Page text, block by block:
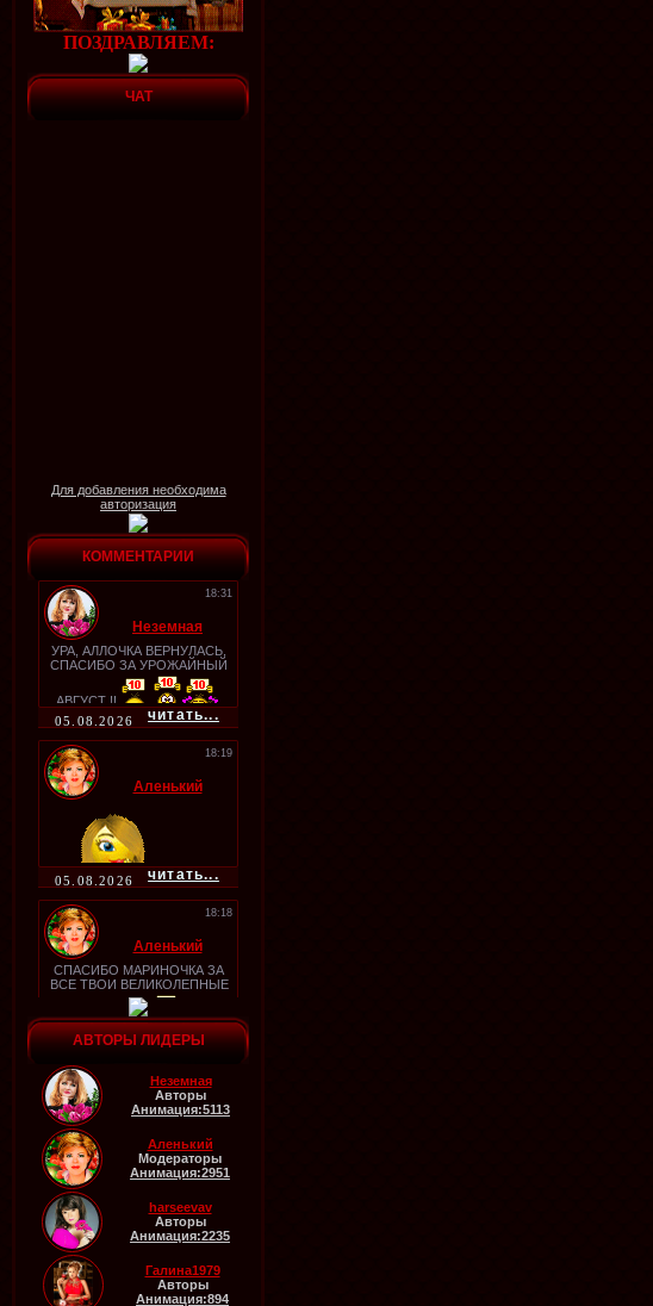
ПОЗДРАВЛЯЕМ:
ЧАТ
Для добавления необходима
авторизация
КОММЕНТАРИИ
18:31
Неземная
УРА, АЛЛОЧКА ВЕРНУЛАСЬ,
СПАСИБО ЗА УРОЖАЙНЫЙ
АВГУСТ !!
05.08.2026 читать...
18:19
Аленький
05.08.2026 читать...
18:18
Аленький
СПАСИБО МАРИНОЧКА ЗА
ВСЕ ТВОИ ВЕЛИКОЛЕПНЫЕ
РАБОТЫ!
05.08.2026 читать...
Аленький
05.08.2026
06:19
Аленький
ПУСТЬ ВСЁ ТАК И БУДЕТ
АВТОРЫ ЛИДЕРЫ
Неземная
Авторы
Анимация:5113
Аленький
Модераторы
Анимация:2951
harseevav
Авторы
Анимация:2235
Галина1979
Авторы
Анимация:894